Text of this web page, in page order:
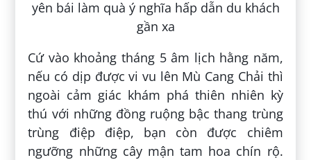
Cứ vào khoảng tháng 5 âm lịch hằng năm,
nếu có dịp được vi vu lên Mù Cang Chải thì
ngoài cảm giác khám phá thiên nhiên kỳ
thú với những đồng ruộng bậc thang trùng
trùng điệp điệp, bạn còn được chiêm
ngưỡng những cây mận tam hoa chín rộ.